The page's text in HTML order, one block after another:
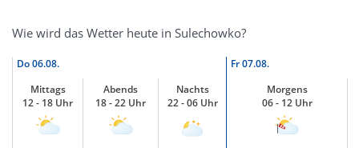
Wie wird das Wetter heute in Sulechowko?
Do06.08. Fr07.08.
Mittags
12 - 18 Uhr
Abends
18 - 22 Uhr
Nachts
22 - 06 Uhr
Morgens
06 - 12 Uhr